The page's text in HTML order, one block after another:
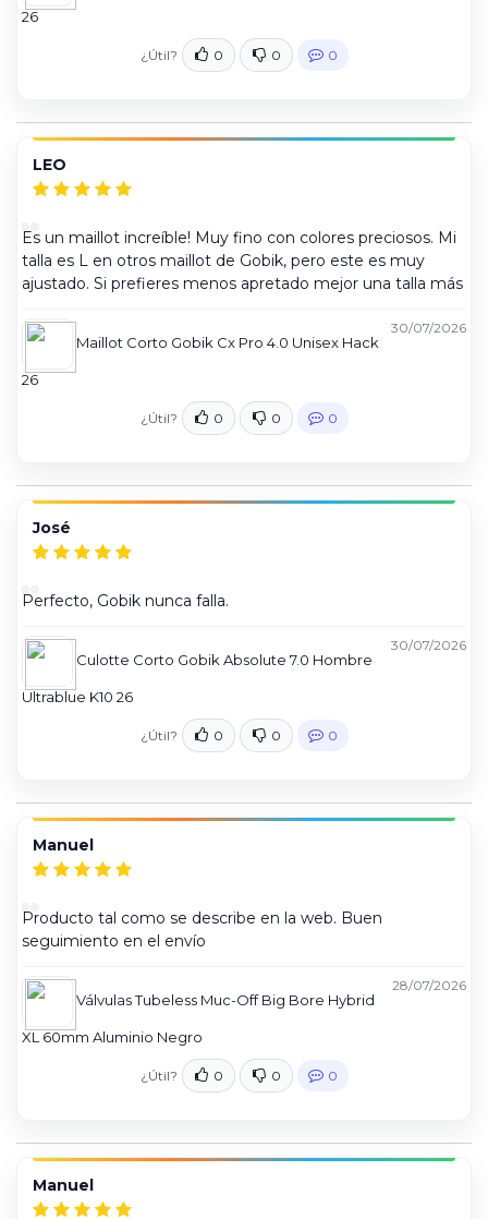
26
¿Útil? 0 0 0
LEO
Es un maillot increíble! Muy fino con colores preciosos. Mi
talla es L en otros maillot de Gobik, pero este es muy
ajustado. Si prefieres menos apretado mejor una talla más
Maillot Corto Gobik Cx Pro 4.0 Unisex Hack
26
30/07/2026
¿Útil? 0 0 0
José
Perfecto, Gobik nunca falla.
Culotte Corto Gobik Absolute 7.0 Hombre
Ultrablue K10 26
30/07/2026
¿Útil? 0 0 0
Manuel
Producto tal como se describe en la web. Buen
seguimiento en el envío
Válvulas Tubeless Muc-Off Big Bore Hybrid
XL 60mm Aluminio Negro
28/07/2026
¿Útil? 0 0 0
Manuel